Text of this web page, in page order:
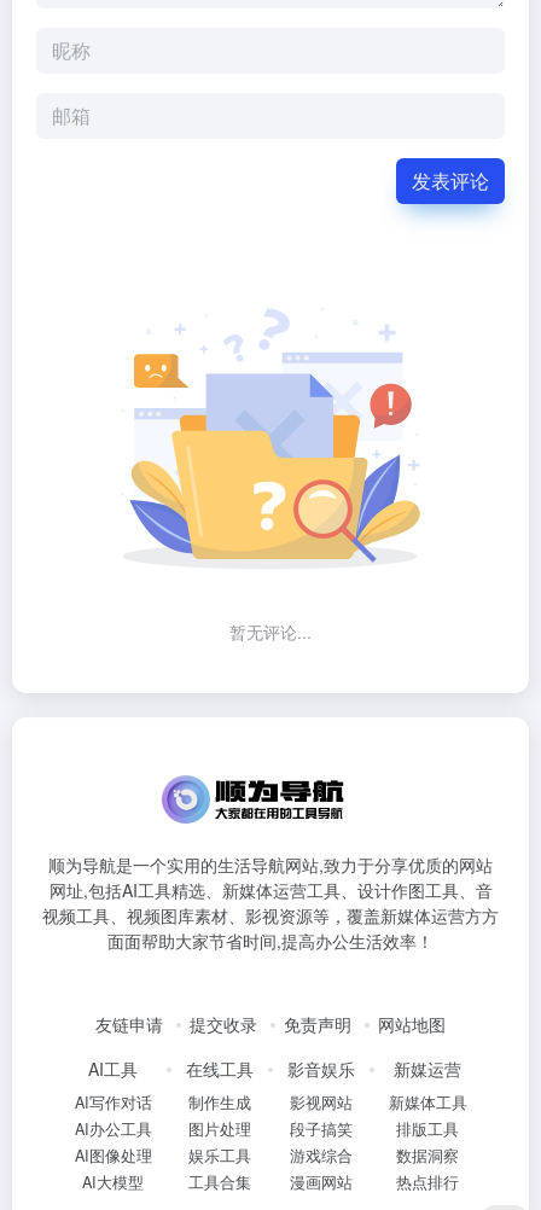
发表评论
暂无评论...
顺为导航是一个实用的生活导航网站,致力于分享优质的网站
网址,包括AI工具精选、新媒体运营工具、设计作图工具、音
视频工具、视频图库素材、影视资源等，覆盖新媒体运营方方
面面帮助大家节省时间,提高办公生活效率！
友链申请 提交收录 免责声明
网站地图
AI工具
AI写作对话
AI办公工具
AI图像处理
AI大模型
在线工具
制作生成
图片处理
娱乐工具
工具合集
影音娱乐
影视网站
段子搞笑
游戏综合
漫画网站
新媒运营
新媒体工具
排版工具
数据洞察
热点排行